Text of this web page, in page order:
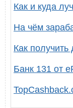
Как и куда
На чём
Как
Банк 131 от